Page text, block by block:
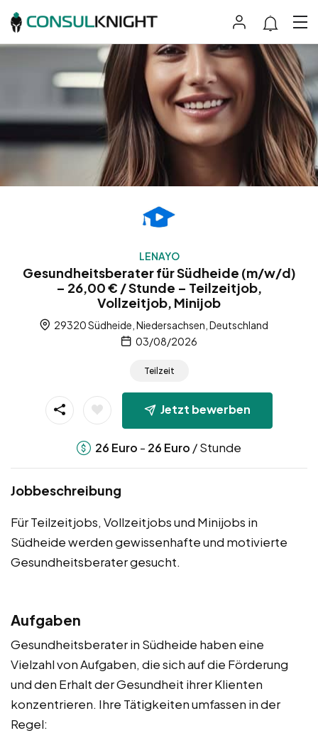
LENAYO
Gesundheitsberater für Südheide (m/w/d)
– 26,00 € / Stunde – Teilzeitjob,
Vollzeitjob, Minijob
29320 Südheide, Niedersachsen, Deutschland
03/08/2026
Teilzeit
Jetzt bewerben
26 Euro - 26 Euro / Stunde
Jobbeschreibung
Für Teilzeitjobs, Vollzeitjobs und Minijobs in
Südheide werden gewissenhafte und motivierte
Gesundheitsberater gesucht.
Aufgaben
Gesundheitsberater in Südheide haben eine
Vielzahl von Aufgaben, die sich auf die Förderung
und den Erhalt der Gesundheit ihrer Klienten
konzentrieren. Ihre Tätigkeiten umfassen in der
Regel: